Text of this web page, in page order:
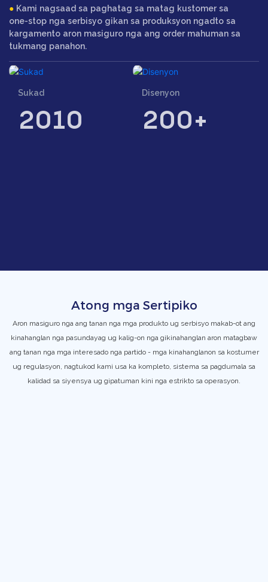
● Kami nagsaad sa paghatag sa matag kustomer sa
one-stop nga serbisyo gikan sa produksyon ngadto sa
kargamento aron masiguro nga ang order mahuman sa
tukmang panahon.
Sukad
2010
Disenyon
200+
Atong mga Sertipiko
Aron masiguro nga ang tanan nga mga produkto ug serbisyo makab-ot ang
kinahanglan nga pasundayag ug kalig-on nga gikinahanglan aron matagbaw
ang tanan nga mga interesado nga partido - mga kinahanglanon sa kostumer
ug regulasyon, nagtukod kami usa ka kompleto, sistema sa pagdumala sa
kalidad sa siyensya ug gipatuman kini nga estrikto sa operasyon.